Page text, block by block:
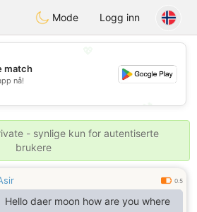
ahebik
Mode Logg inn
💕
💕
match
nå!
- synlige kun for autentiserte
brukere
0.5
Hello daer moon how are you where